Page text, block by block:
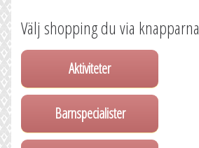
Välj shopping du via knapparna
Aktiviteter
Barnspecialister